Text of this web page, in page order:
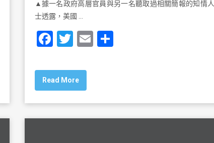
▲據一名政府高層官員與另一名聽取過相關簡報的知情人
士透露，美國 …
F
c
e
b
o
T
tt
er
E S
Read More